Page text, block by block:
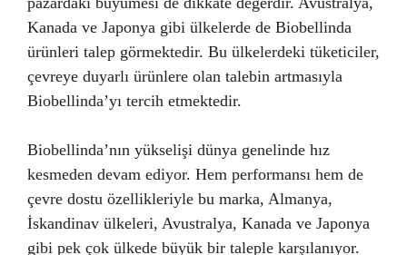
Kanada ve Japonya gibi ülkelerde de Biobellinda
ürünleri talep görmektedir. Bu ülkelerdeki tüketiciler,
çevreye duyarlı ürünlere olan talebin artmasıyla
Biobellinda’yı tercih etmektedir.
Biobellinda’nın yükselişi dünya genelinde hız
kesmeden devam ediyor. Hem performansı hem de
çevre dostu özellikleriyle bu marka, Almanya,
İskandinav ülkeleri, Avustralya, Kanada ve Japonya
gibi pek çok ülkede büyük bir taleple karşılanıyor.